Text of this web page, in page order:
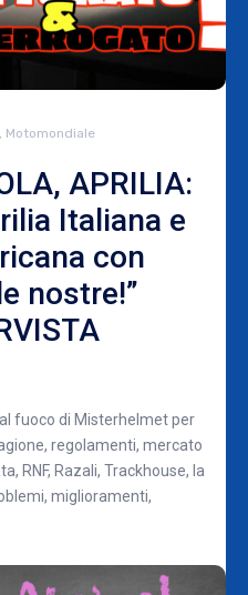
, Motomondiale
APRILIA:
Italiana e
con
nostre!”
fuoco di Misterhelmet per
regolamenti, mercato
RNF, Razali, Trackhouse, la
miglioramenti,